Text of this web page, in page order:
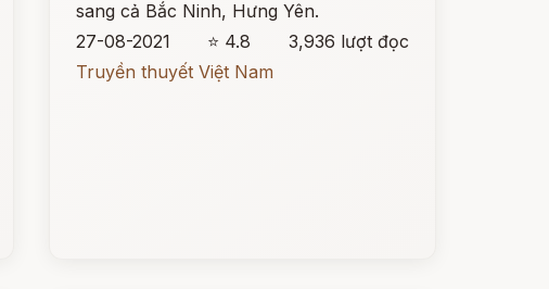
sang cả Bắc Ninh, Hưng Yên.
27-08-2021
⭐ 4.8
3,936 lượt đọc
Truyền thuyết Việt Nam